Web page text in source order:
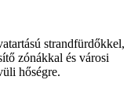
strandfürdőkkel,
zónákkal és városi
hőségre.